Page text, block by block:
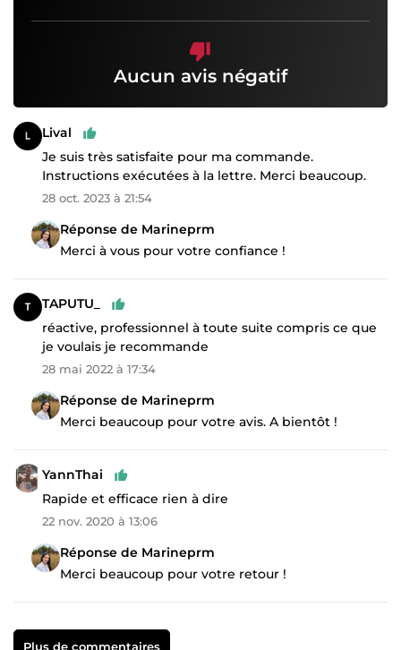
Aucun avis négatif
Lival
Je suis très satisfaite pour ma commande.
Instructions exécutées à la lettre. Merci beaucoup.
28 oct. 2023 à 21:54
Réponse de Marineprm
Merci à vous pour votre confiance !
TAPUTU_
réactive, professionnel à toute suite compris ce que
je voulais je recommande
28 mai 2022 à 17:34
Réponse de Marineprm
Merci beaucoup pour votre avis. A bientôt !
YannThai
Rapide et efficace rien à dire
22 nov. 2020 à 13:06
Réponse de Marineprm
Merci beaucoup pour votre retour !
Plus de commentaires